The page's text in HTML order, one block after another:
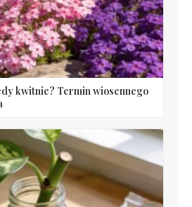
kwitnie? Termin wiosennego